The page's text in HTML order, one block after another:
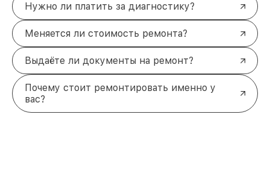
Нужно ли платить за диагностику?
Меняется ли стоимость ремонта?
Выдаёте ли документы на ремонт?
Почему стоит ремонтировать именно у
вас?